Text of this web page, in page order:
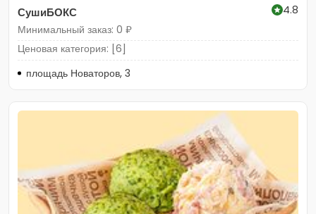
СушиБОКС
4.8
Минимальный заказ: 0 ₽
Ценовая категория: [6]
площадь Новаторов, 3